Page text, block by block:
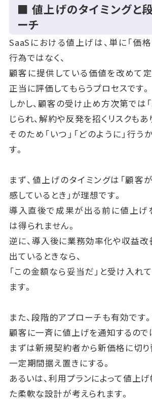
顧客にとっては「トータルで安い」
とってはクロスセルを促しやすくなり
ただし、バンドルの中身が顧客にと
かりだと「無駄が多い」と評価され、
性もあります。
〇 使用量課金モデル（
ス）
利用した量に応じて料金を支払う仕
APIコール数、ストレージ容量、送信
利用の増加と収益が比例するため、
利益が伸びやすいという特徴がありま
一方で、顧客は「月ごとに請求額が
がる場合もあるため、
無償枠や上限設定を設けて予測可
夫が必要です。
実際にはこれらを組み合わせた「ハイ
例えば「基本料金＋使用量課金」や
ドル＋オプション課金」といった形で
大切なのは、顧客にとって分かりや
収益性も確保できるバランスをとるこ
■ 値上げのタイミングと
ーチ
SaaSにおける値上げは、単に「価
行為ではなく、
顧客に提供している価値を改めて定
正当に評価してもらうプロセスです。
しかし、顧客の受け止め方次第では
じられ、解約や反発を招くリスクもあ
そのため「いつ」「どのように」行
す。
まず、値上げのタイミングは「顧客
感しているとき」が理想です。
導入直後で成果が出る前に値上げ
は得られません。
逆に、導入後に業務効率化や収益改
出ているときなら、
「この金額なら妥当だ」と受け入れ
ます。
また、段階的アプローチも有効です
顧客に一斉に値上げを通知するので
まずは新規契約者から新価格に切り
一定期間据え置きにする。
あるいは、利用プランによって値上
た柔軟な設計が考えられます。